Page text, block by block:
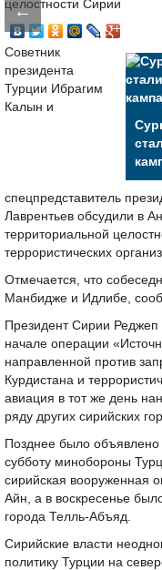
←
Советник
президента
Турции Ибрагим
Калын и
спецпредставитель
Лаврентьев обсудили в
территориальной
террористических
Отмечается, что
Манбидже и Идлибе,
Президент Сирии
начале операции
направленной против
Курдистана и
авиация в тот же день
ряду других сирийских
Позднее было
субботу минобороны
сирийская вооруженная
Айн, а в воскресенье
города Телль-Абъяд.
Сирийские власти
политику Турции на